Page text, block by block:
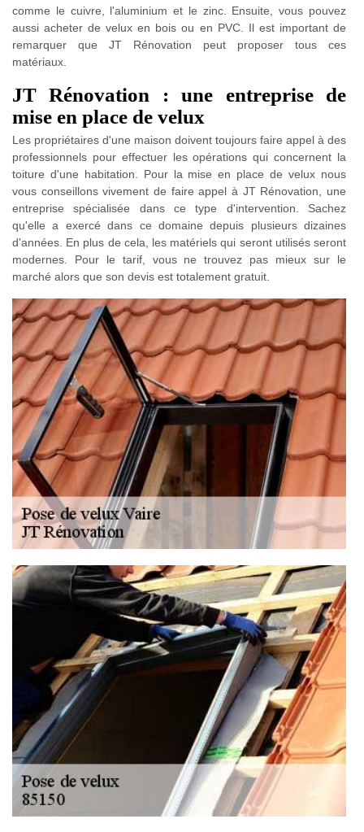
comme le cuivre, l'aluminium et le zinc. Ensuite, vous pouvez
aussi acheter de velux en bois ou en PVC. Il est important de
remarquer que JT Rénovation peut proposer tous ces
matériaux.
JT Rénovation : une entreprise de
mise en place de velux
Les propriétaires d'une maison doivent toujours faire appel à des
professionnels pour effectuer les opérations qui concernent la
toiture d'une habitation. Pour la mise en place de velux nous
vous conseillons vivement de faire appel à JT Rénovation, une
entreprise spécialisée dans ce type d'intervention. Sachez
qu'elle a exercé dans ce domaine depuis plusieurs dizaines
d'années. En plus de cela, les matériels qui seront utilisés seront
modernes. Pour le tarif, vous ne trouvez pas mieux sur le
marché alors que son devis est totalement gratuit.